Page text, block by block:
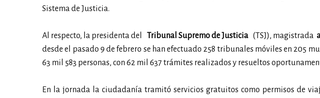
Sistema de Justicia.
Al respecto, la presidenta del Tribunal Supremo de Justicia(TSJ), magistrada
desde el pasado 9 de febrero se han efectuado 258 tribunales móviles en 205
63 mil 583 personas, con 62 mil 637 trámites realizados y resueltos
En la jornada la ciudadanía tramitó servicios gratuitos como permisos de